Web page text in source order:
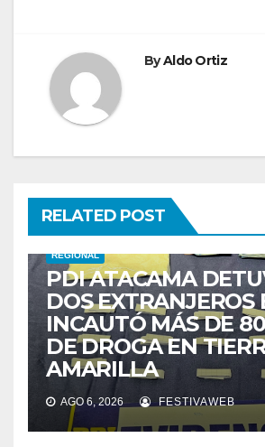
ByAldo Ortiz
RELATED POST
REGIONAL
PDI ATACAMA
DOS EXTRANJEROS
INCAUTÓ MÁS DE
DE DROGA EN
AMARILLA
AGO 6, 2026 FESTIVAWEB